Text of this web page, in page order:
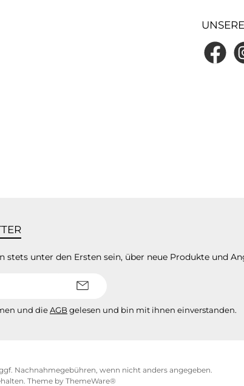
Facebook
unter den Ersten sein, über neue Produkte und
und dieAGBgelesen und bin mit ihnen einverstanden.
Nachnahmegebühren, wenn nicht anders angegeben.
Theme by ThemeWare®